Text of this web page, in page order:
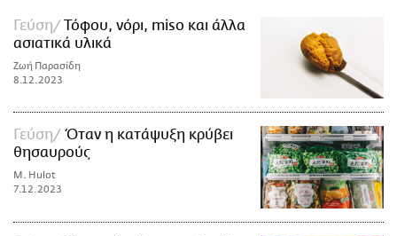
Γεύση
Τόφου, νόρι, miso και άλλα
ασιατικά υλικά
Ζωή Παρασίδη
8.12.2023
Γεύση
Όταν η κατάψυξη κρύβει
θησαυρούς
M. Hulot
7.12.2023